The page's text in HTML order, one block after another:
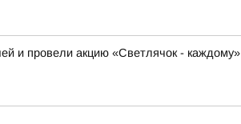
и провели акцию «Светлячок - каждому»